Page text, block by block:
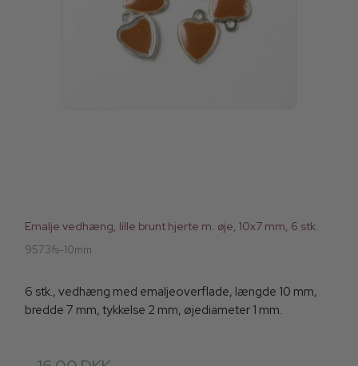
Emalje vedhæng, lille brunt hjerte m. øje, 10x7 mm, 6 stk.
9573fs-10mm
6 stk., vedhæng med emaljeoverflade, længde 10 mm,
bredde 7 mm, tykkelse 2 mm, øjediameter 1 mm.